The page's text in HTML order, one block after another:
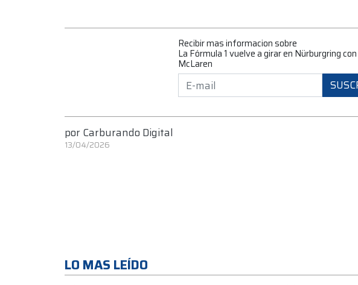
Recibir mas informacion sobre
La Fórmula 1 vuelve a girar en Nürburgring
McLaren
por Carburando Digital
13/04/2026
LO MAS LEÍDO